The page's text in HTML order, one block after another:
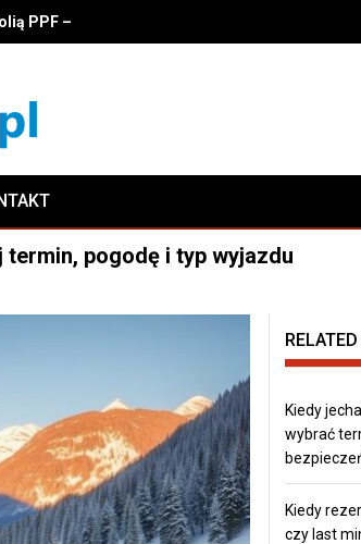
PPF – zalety, właściwości i koszty oklejania
pogodę i typ wyjazdu
Kiedy
wybrać
Kiedy
czy last